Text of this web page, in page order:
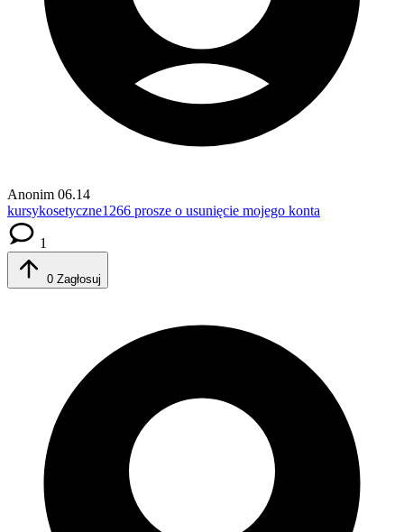
Anonim 06.14
kursykosetyczne1266 prosze o usunięcie mojego konta
1
0 Zagłosuj